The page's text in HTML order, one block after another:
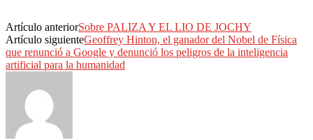
Artículo anteriorSobre PALIZA Y EL LIO DE JOCHY
Artículo siguienteGeoffrey Hinton, el ganador del Nobel de Física
que renunció a Google y denunció los peligros de la inteligencia
artificial para la humanidad